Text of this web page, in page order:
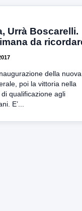
Urrà Boscarelli.
da
della nuova
poi la vittoria nella
qualificazione agli
E’...